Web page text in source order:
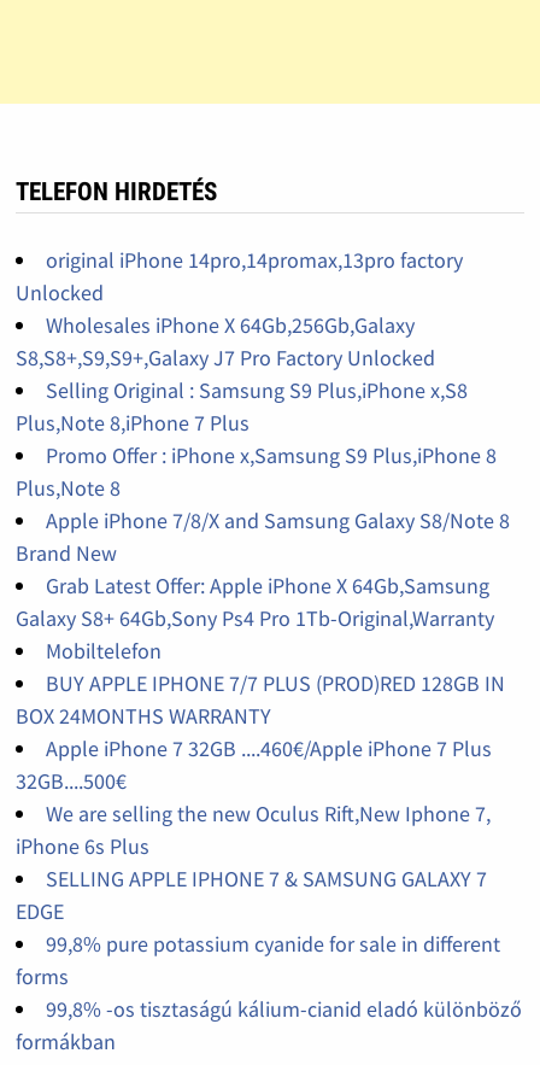
TELEFON HIRDETÉS
original iPhone 14pro,14promax,13pro factory
Unlocked
Wholesales iPhone X 64Gb,256Gb,Galaxy
S8,S8+,S9,S9+,Galaxy J7 Pro Factory Unlocked
Selling Original : Samsung S9 Plus,iPhone x,S8
Plus,Note 8,iPhone 7 Plus
Promo Offer : iPhone x,Samsung S9 Plus,iPhone 8
Plus,Note 8
Apple iPhone 7/8/X and Samsung Galaxy S8/Note 8
Brand New
Grab Latest Offer: Apple iPhone X 64Gb,Samsung
Galaxy S8+ 64Gb,Sony Ps4 Pro 1Tb-Original,Warranty
Mobiltelefon
BUY APPLE IPHONE 7/7 PLUS (PROD)RED 128GB IN
BOX 24MONTHS WARRANTY
Apple iPhone 7 32GB ....460€/Apple iPhone 7 Plus
32GB....500€
We are selling the new Oculus Rift,New Iphone 7,
iPhone 6s Plus
SELLING APPLE IPHONE 7 & SAMSUNG GALAXY 7
EDGE
99,8% pure potassium cyanide for sale in different
forms
99,8% -os tisztaságú kálium-cianid eladó különböző
formákban